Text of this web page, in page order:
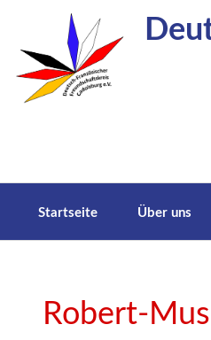
Startseite Über uns
Robert-